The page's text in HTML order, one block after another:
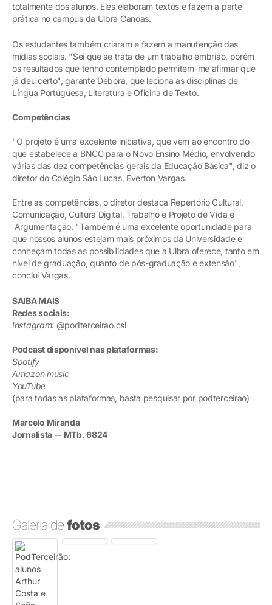
totalmente dos alunos. Eles elaboram textos e fazem a parte
prática no campus da Ulbra Canoas.
Os estudantes também criaram e fazem a manutenção das
mídias sociais. "Sei que se trata de um trabalho embrião, porém
os resultados que tenho contemplado permitem-me afirmar que
já deu certo", garante Débora, que leciona as disciplinas de
Língua Portuguesa, Literatura e Oficina de Texto.
Competências
"O projeto é uma excelente iniciativa, que vem ao encontro do
que estabelece a BNCC para o Novo Ensino Médio, envolvendo
várias das dez competências gerais da Educação Básica", diz o
diretor do Colégio São Lucas, Éverton Vargas.
Entre as competências, o diretor destaca Repertório Cultural,
Comunicação, Cultura Digital, Trabalho e Projeto de Vida e
Argumentação. "Também é uma excelente oportunidade para
que nossos alunos estejam mais próximos da Universidade e
conheçam todas as possibilidades que a Ulbra oferece, tanto em
nível de graduação, quanto de pós-graduação e extensão",
conclui Vargas.
SAIBA MAIS
Redes sociais:
Instagram: @podterceirao.csl
Podcast disponível nas plataformas:
Spotify
Amazon music
YouTube
(para todas as plataformas, basta pesquisar por podterceirao)
Marcelo Miranda
Jornalista -- MTb. 6824
Galeria defotos